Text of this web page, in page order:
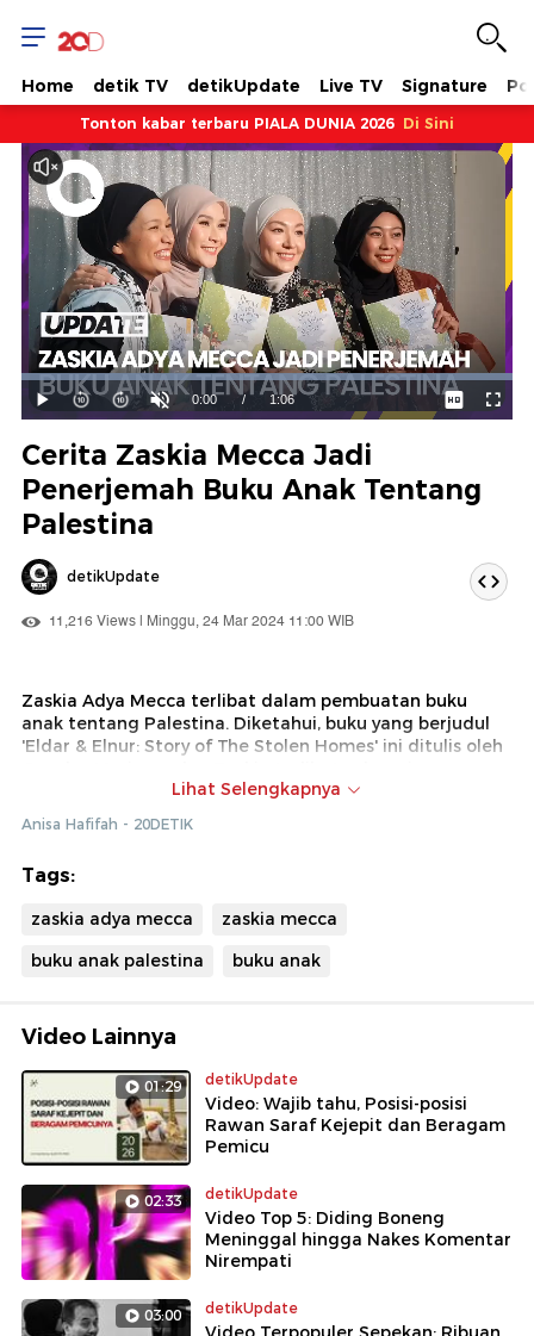
Home detik TV detikUpdate Live TV Signature
Tonton kabar terbaru PIALA DUNIA 2026 Di Sini
Mainkan
Suara
Hidup
Waktu
ini
0:00 / Durasi
1:06
Dimuat:
100.00%
Cerita Zaskia Mecca Jadi
Penerjemah Buku Anak Tentang
Palestina
detikUpdate
11,216 Views | Minggu, 24 Mar 2024 11:00 WIB
Zaskia Adya Mecca terlibat dalam pembuatan buku
anak tentang Palestina. Diketahui, buku yang berjudul
'Eldar & Elnur: Story of The Stolen Homes' ini ditulis oleh
penerjemah untuk Bahasa Indonesia.
Lihat Selengkapnya
Anisa Hafifah - 20DETIK
Tags:
zaskia adya mecca
zaskia mecca
buku anak palestina
buku anak
Video Lainnya
01:29 detikUpdate
Video: Wajib tahu, Posisi-posisi
Rawan Saraf Kejepit dan Beragam
Pemicu
02:33 detikUpdate
Video Top 5: Diding Boneng
Meninggal hingga Nakes Komentar
Nirempati
03:00 detikUpdate